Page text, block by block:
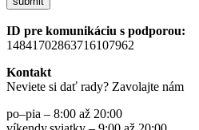
ID pre komunikáciu s podporou:
14841702863716107962
Kontakt
Neviete si dať rady? Zavolajte nám
po–pia – 8:00 až 20:00